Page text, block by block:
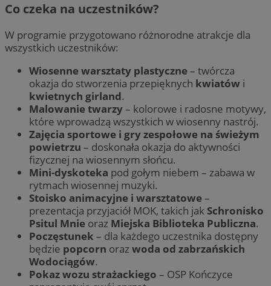
Co czeka na uczestników?
W programie przygotowano różnorodne atrakcje dla
wszystkich uczestników:
Wiosenne warsztaty plastyczne– twórcza
okazja do stworzenia przepięknych kwiatów i
kwietnych girland.
Malowanie twarzy– kolorowe i radosne motywy,
które wprowadzą wszystkich w wiosenny nastrój.
Zajęcia sportowe i gry zespołowe na świeżym
powietrzu – doskonała okazja do aktywności
fizycznej na wiosennym słońcu.
Mini-dyskoteka pod gołym niebem – zabawa w
rytmach wiosennej muzyki.
Stoisko animacyjne i warsztatowe–
prezentacja przyjaciół MOK, takich jak Schronisko
Psitul Mnie oraz Miejska Biblioteka Publiczna.
Poczęstunek – dla każdego uczestnika dostępny
będzie popcorn orazwoda od zabrzańskich
Wodociągów.
Pokaz wozu strażackiego – OSP Kończyce